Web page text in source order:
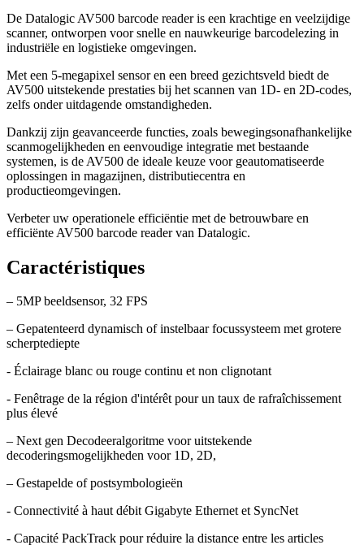
De Datalogic AV500 barcode reader is een krachtige en veelzijdige
scanner, ontworpen voor snelle en nauwkeurige barcodelezing in
industriële en logistieke omgevingen.
Met een 5-megapixel sensor en een breed gezichtsveld biedt de
AV500 uitstekende prestaties bij het scannen van 1D- en 2D-codes,
zelfs onder uitdagende omstandigheden.
Dankzij zijn geavanceerde functies, zoals bewegingsonafhankelijke
scanmogelijkheden en eenvoudige integratie met bestaande
systemen, is de AV500 de ideale keuze voor geautomatiseerde
oplossingen in magazijnen, distributiecentra en
productieomgevingen.
Verbeter uw operationele efficiëntie met de betrouwbare en
efficiënte AV500 barcode reader van Datalogic.
Caractéristiques
– 5MP beeldsensor, 32 FPS
– Gepatenteerd dynamisch of instelbaar focussysteem met grotere
scherptediepte
- Éclairage blanc ou rouge continu et non clignotant
- Fenêtrage de la région d'intérêt pour un taux de rafraîchissement
plus élevé
– Next gen Decodeeralgoritme voor uitstekende
decoderingsmogelijkheden voor 1D, 2D,
– Gestapelde of postsymbologieën
- Connectivité à haut débit Gigabyte Ethernet et SyncNet
- Capacité PackTrack pour réduire la distance entre les articles